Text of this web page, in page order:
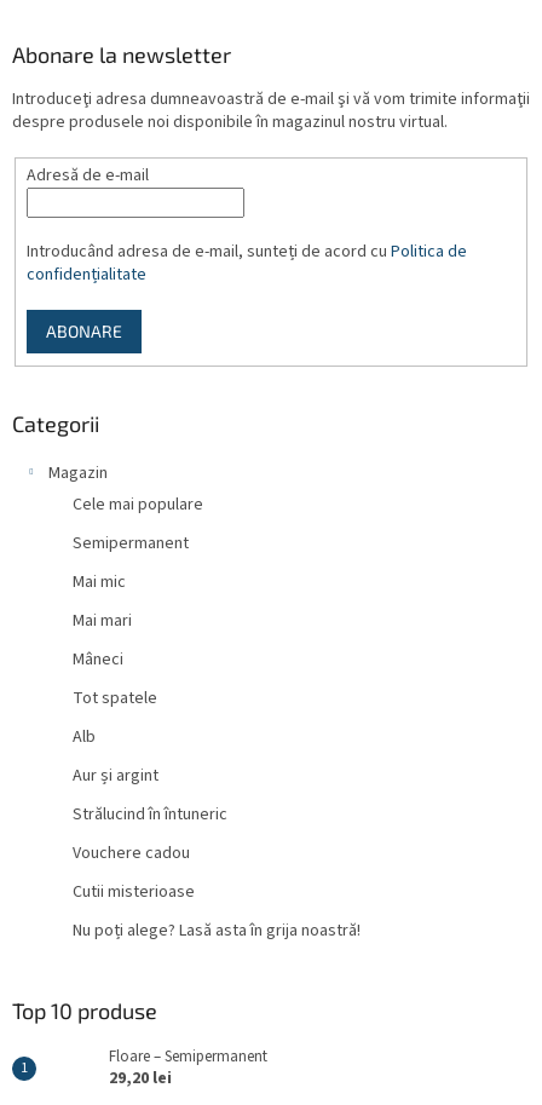
Abonare la newsletter
Introduceţi adresa dumneavoastră de e-mail şi vă vom trimite informaţii
despre produsele noi disponibile în magazinul nostru virtual.
Adresă de e-mail
Introducând adresa de e-mail, sunteți de acord cu Politica de
confidențialitate
ABONARE
Categorii
Magazin
Cele mai populare
Semipermanent
Mai mic
Mai mari
Mâneci
Tot spatele
Alb
Aur și argint
Strălucind în întuneric
Vouchere cadou
Cutii misterioase
Nu poți alege? Lasă asta în grija noastră!
Top 10 produse
Floare – Semipermanent
29,20 lei